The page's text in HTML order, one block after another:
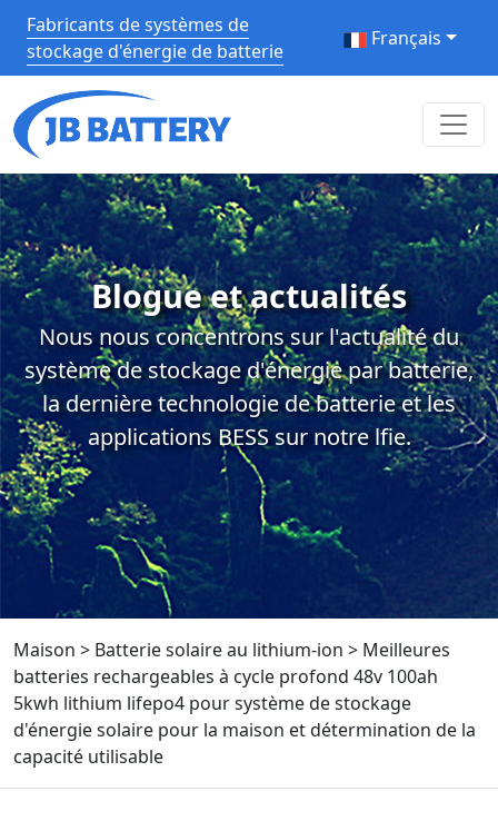
Fabricants de systèmes de
stockage d'énergie de batterie
Français
Blogue et actualités
Nous nous concentrons sur l'actualité du
système de stockage d'énergie par batterie,
la dernière technologie de batterie et les
applications BESS sur notre lfie.
Maison > Batterie solaire au lithium-ion > Meilleures
batteries rechargeables à cycle profond 48v 100ah
5kwh lithium lifepo4 pour système de stockage
d'énergie solaire pour la maison et détermination de la
capacité utilisable